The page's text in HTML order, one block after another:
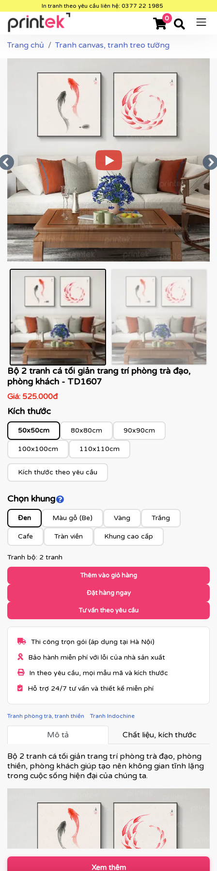
In tranh theo yêu cầu liên hệ: 0377 22 1985
0
Trang chủ Tranh canvas, tranh treo tường
Bộ 2 tranh cá tối giản trang trí phòng trà đạo,
phòng khách - TD1607
Giá: 525.000đ
Kích thước
50x50cm 80x80cm 90x90cm
100x100cm 110x110cm
Kích thước theo yêu cầu
Chọn khungClick để xem màu khung
Đen Màu gỗ (Be) Vàng Trắng
Cafe Tràn viền Khung cao cấp
Tranh bộ: 2 tranh
Thêm vào giỏ hàng
Đặt hàng ngay
Tư vấn theo yêu cầu
Thi công trọn gói (áp dụng tại Hà Nội)
Bảo hành miễn phí với lỗi của nhà sản xuất
In theo yêu cầu, mọi mẫu mã và kích thước
Hỗ trợ 24/7 tư vấn và thiết kế miễn phí
Tranh phòng trà, tranh thiền Tranh Indochine
Mô tả Chất liệu, kích thước
Bộ 2 tranh cá tối giản trang trí phòng trà đạo, phòng
thiền, phòng khách giúp tạo nên không gian tĩnh lặng
trong cuộc sống hiện đại của chúng ta.
Xem thêm